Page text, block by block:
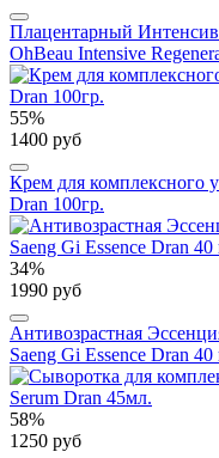
Плацентарный
OhBeau Intensive
55%
1400 руб
Крем для комплексного
Dran 100гр.
34%
1990 руб
Антивозрастная
Saeng Gi Essence Dran 40
58%
1250 руб